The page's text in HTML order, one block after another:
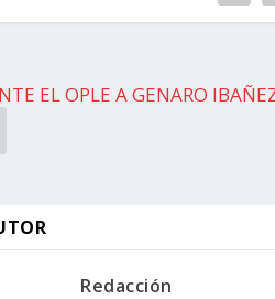
EL OPLE A GENARO
Redacción